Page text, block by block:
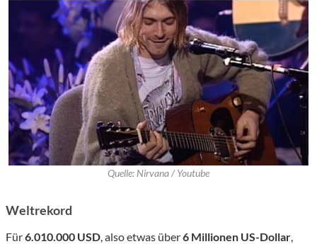
Quelle: Nirvana / Youtube
Weltrekord
Für6.010.000 USD , also etwas über6 Millionen US-Dollar